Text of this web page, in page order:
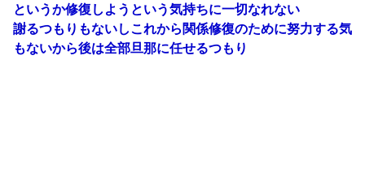
というか修復しようという気持ちに一切なれない
謝るつもりもないしこれから関係修復のために努力する気
もないから後は全部旦那に任せるつもり